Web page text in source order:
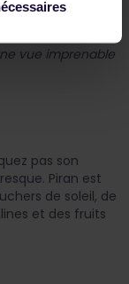
vue imprenable
pas son
Piran est
de soleil, de
et des fruits